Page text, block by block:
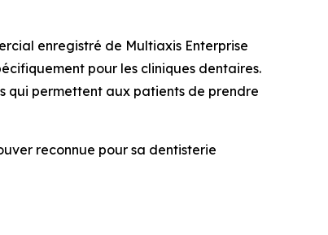
enregistré de Multiaxis Enterprise
pour les cliniques dentaires.
qui permettent aux patients de prendre
reconnue pour sa dentisterie